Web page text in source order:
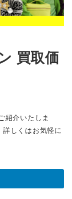
買取価
紹介いたしま
しくはお気軽に